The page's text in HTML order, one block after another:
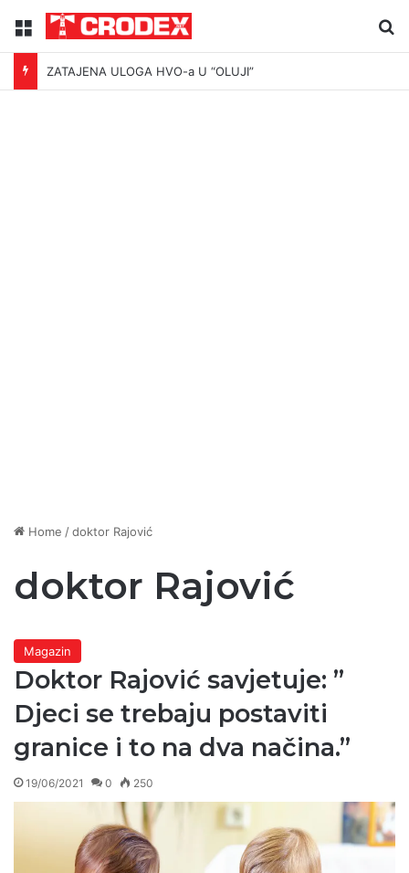
Menu
ZATAJENA ULOGA HVO-a U “OLUJI”
Home /doktor Rajović
doktor Rajović
Magazin
Doktor Rajović savjetuje: ”
Djeci se trebaju postaviti
granice i to na dva načina.”
19/06/2021 0 250